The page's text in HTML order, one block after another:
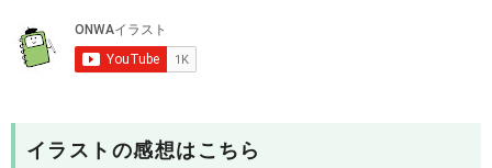
イラストの感想はこちら